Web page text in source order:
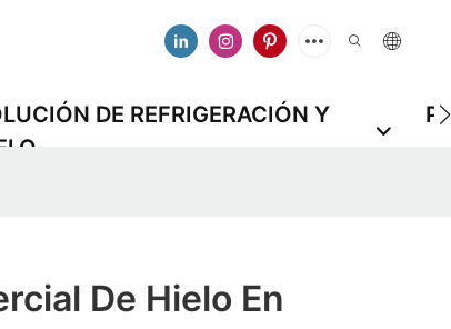
DE REFRIGERACIÓN Y
De Hielo En